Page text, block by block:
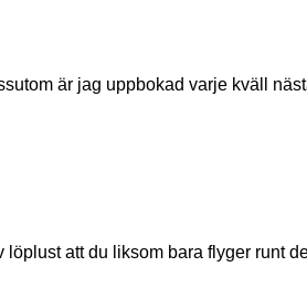
är jag uppbokad varje kväll
att du liksom bara flyger runt